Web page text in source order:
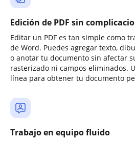
Edición de PDF sin
Editar un PDF es tan simple como
de Word. Puedes agregar texto,
o anotar tu documento sin afectar
rasterizado ni campos eliminados.
línea para obtener tu documento
Trabajo en equipo fluido